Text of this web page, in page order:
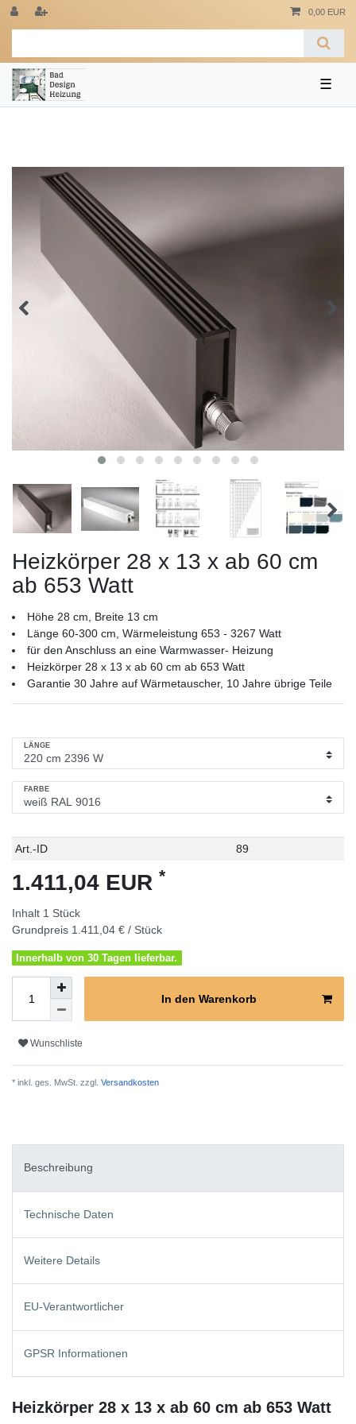
0,00 EUR
☰
Heizkörper 28 x 13 x ab 60 cm
ab 653 Watt
Höhe 28 cm, Breite 13 cm
Länge 60-300 cm, Wärmeleistung 653 - 3267 Watt
für den Anschluss an eine Warmwasser- Heizung
Heizkörper 28 x 13 x ab 60 cm ab 653 Watt
Garantie 30 Jahre auf Wärmetauscher, 10 Jahre übrige Teile
LÄNGE
FARBE
Technisches
Wert
Art.-ID 89
1.411,04 EUR *
Inhalt 1 Stück
Grundpreis 1.411,04 € / Stück
Innerhalb von 30 Tagen lieferbar.
In den Warenkorb
Wunschliste
* inkl. ges. MwSt. zzgl. Versandkosten
Beschreibung
Technische Daten
Weitere Details
EU-Verantwortlicher
GPSR Informationen
Heizkörper 28 x 13 x ab 60 cm ab 653 Watt